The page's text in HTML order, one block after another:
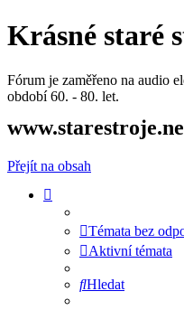
Krásné staré
Fórum je zaměřeno na audio
období 60. - 80. let.
Přejít na obsah
Témata bez
Aktivní témata
Hledat